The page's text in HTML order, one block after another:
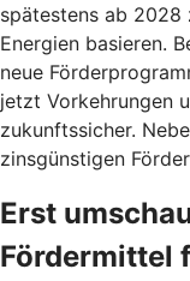
spätestens ab 2028
Energien basieren.
neue
jetzt Vorkehrungen
zukunftssicher.
zinsgünstigen
Erst
Fördermittel